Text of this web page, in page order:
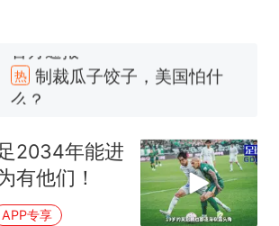
热 制裁瓜子饺子，美国怕什
么？
号，仅凭视频评出？中国烹饪
协会回应
男子上山采菌偶然发现鸡枞菌
窝，原地守1天等它长大：挖了
140多朵
美国渔民钓获鲨鱼徒手将其拽
2034年能进
有他们！
APP专享